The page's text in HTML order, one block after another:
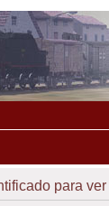
para